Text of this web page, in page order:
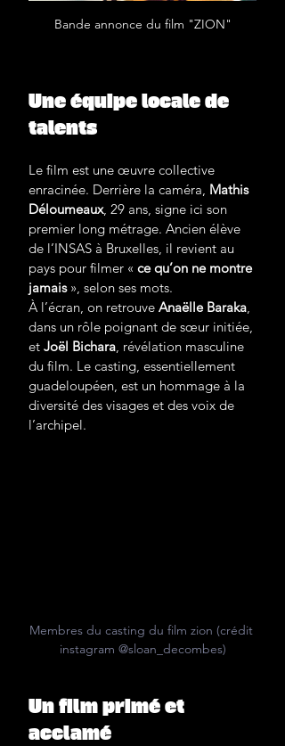
Bande annonce du film "ZION"
Une équipe locale de
talents
Le film est une œuvre collective
enracinée. Derrière la caméra, Mathis
Déloumeaux, 29 ans, signe ici son
premier long métrage. Ancien élève
de l’INSAS à Bruxelles, il revient au
pays pour filmer « ce qu’on ne montre
jamais », selon ses mots.
À l’écran, on retrouve Anaëlle Baraka,
dans un rôle poignant de sœur initiée,
et Joël Bichara, révélation masculine
du film. Le casting, essentiellement
guadeloupéen, est un hommage à la
diversité des visages et des voix de
l’archipel.
Membres du casting du film zion (crédit
instagram @sloan_decombes)
Un film primé et
acclamé